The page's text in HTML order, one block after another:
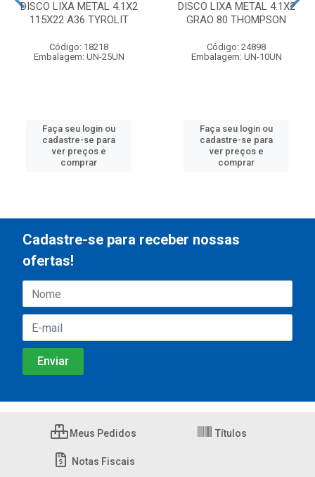
DISCO LIXA METAL 4.1X2
115X22 A36 TYROLIT
Código: 18218
Embalagem: UN-25UN
Faça seu login ou
cadastre-se para
ver preços e
comprar
DISCO LIXA METAL 4.1X2
GRAO 80 THOMPSON
Código: 24898
Embalagem: UN-10UN
Faça seu login ou
cadastre-se para
ver preços e
comprar
Cadastre-se para receber nossas
ofertas!
Meus Pedidos Títulos
Notas Fiscais